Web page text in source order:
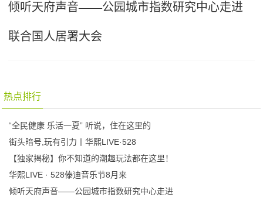
倾听天府声音——公园城市指数研究中心走进
联合国人居署大会
热点排行
“全民健康 乐活一夏” 听说，住在这里的
街头暗号,玩有引力丨华熙LIVE·528
【独家揭秘】你不知道的潮趣玩法都在这里！
华熙LIVE · 528傣迪音乐节8月来
倾听天府声音——公园城市指数研究中心走进